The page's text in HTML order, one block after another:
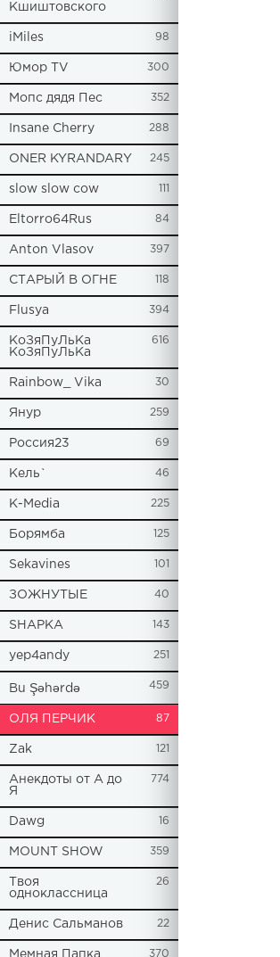
Кшиштовского
iMiles 98
Юмор TV 300
Мопс дядя Пес 352
Insane Cherry 288
ONER KYRANDARY 245
slow slow cow 111
Eltorro64Rus 84
Anton Vlasov 397
СТАРЫЙ В ОГНЕ 118
Flusya 394
КоЗяПуЛьКа
КоЗяПуЛьКа
616
Rainbow_ Vika 30
Янур 259
Россия23 69
Кель` 46
К-Media 225
Борямба 125
Sekavines 101
ЗОЖНУТЫЕ 40
SHAPKA 143
yep4andy 251
Bu Şəhərdə 459
ОЛЯ ПЕРЧИК 87
Zak 121
Анекдоты от А до
Я
774
Dawg 16
MOUNT SHOW 359
Твоя
одноклассница
26
Денис Сальманов 22
Мемная Папка 370